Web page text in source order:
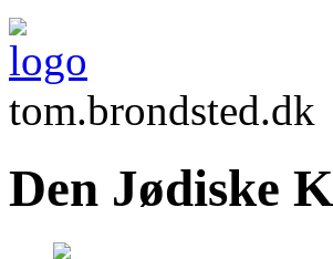
tom.brondsted.dk
Den Jødiske